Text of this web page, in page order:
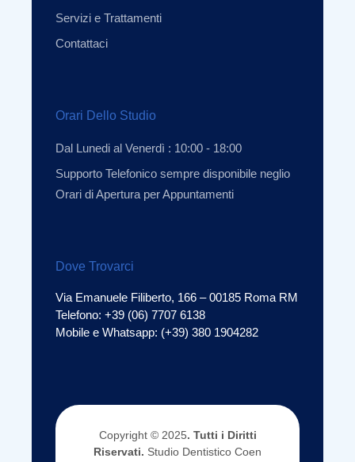
Servizi e Trattamenti
Contattaci
Orari Dello Studio
Dal Lunedi al Venerdì : 10:00 - 18:00
Supporto Telefonico sempre disponibile neglio
Orari di Apertura per Appuntamenti
Dove Trovarci
Via Emanuele Filiberto, 166 – 00185 Roma RM
Telefono: +39 (06) 7707 6138
Mobile e Whatsapp: (+39) 380 1904282
Copyright © 2025. Tutti i Diritti
Riservati. Studio Dentistico Coen